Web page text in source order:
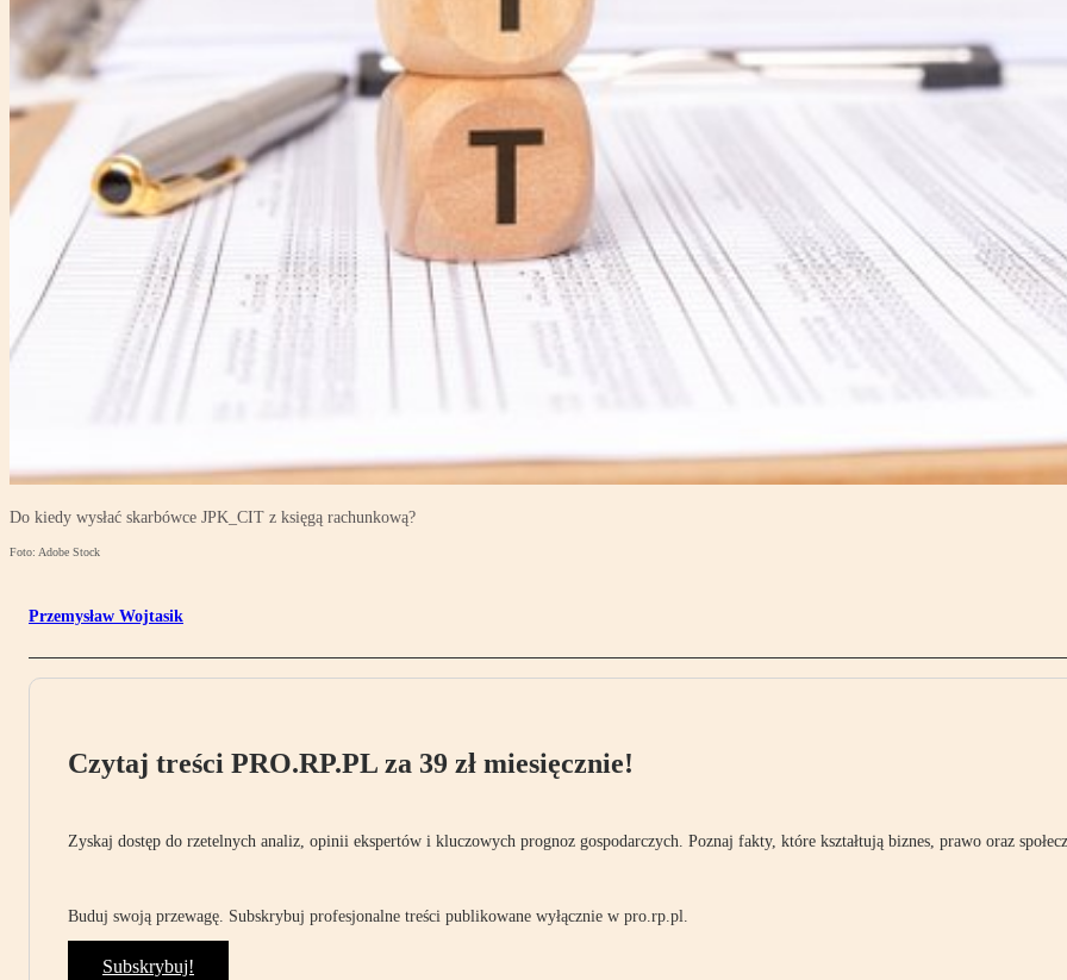
Do kiedy wysłać skarbówce JPK_CIT z księgą rachunkową?
Foto: Adobe Stock
Przemysław Wojtasik
Czytaj treści PRO.RP.PL za 39 zł miesięcznie!
Zyskaj dostęp do rzetelnych analiz, opinii ekspertów i kluczowych prognoz gospodarczych. Poznaj fakty, które kształtują biznes, prawo oraz
Buduj swoją przewagę. Subskrybuj profesjonalne treści publikowane wyłącznie w pro.rp.pl.
Subskrybuj!